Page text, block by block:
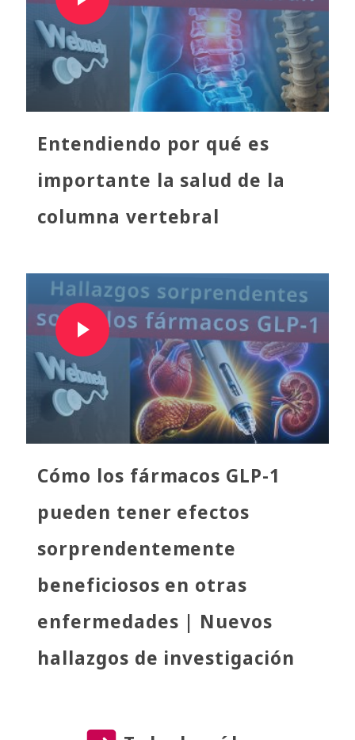
Entendiendo por qué es
importante la salud de la
columna vertebral
Cómo los fármacos GLP-1
pueden tener efectos
sorprendentemente
beneficiosos en otras
enfermedades | Nuevos
hallazgos de investigación